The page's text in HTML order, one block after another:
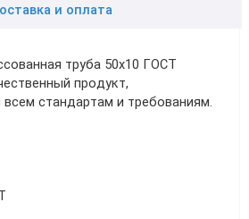
и оплата
труба 50х10 ГОСТ
продукт,
стандартам и требованиям.